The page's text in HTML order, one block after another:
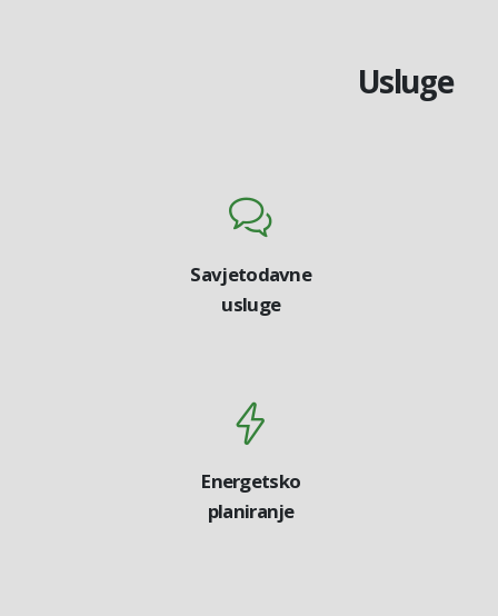
Usluge
Savjetodavne
usluge
Energetsko
planiranje